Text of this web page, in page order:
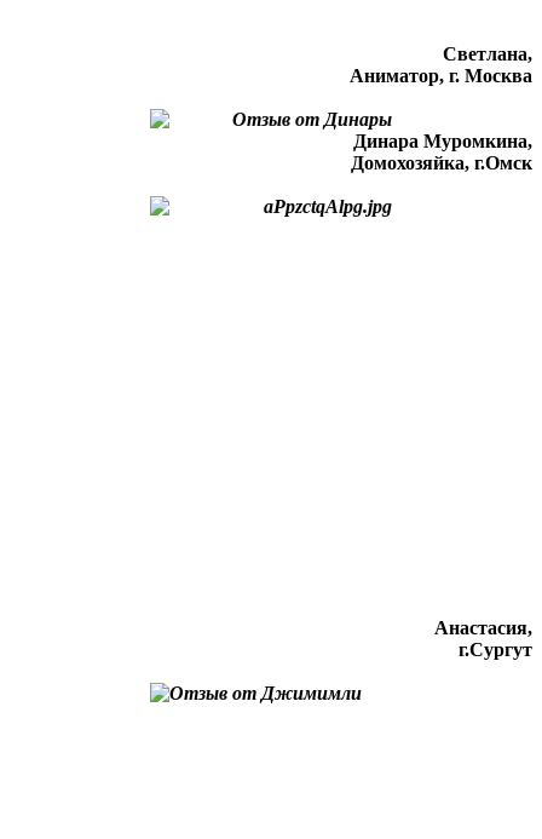
Светлана,
Аниматор, г. Москва
Динара Муромкина,
Домохозяйка, г.Омск
Анастасия,
г.Сургут